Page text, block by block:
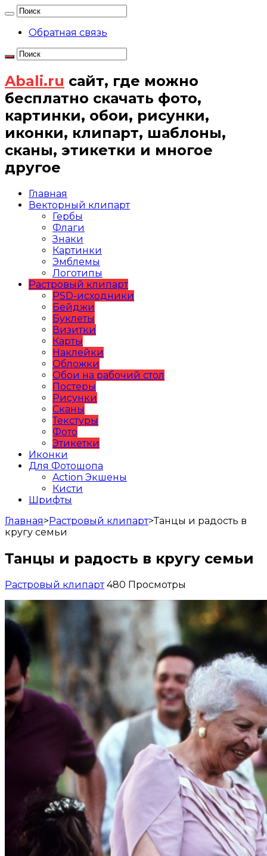
Обратная связь
Abali.ru сайт, где можно
бесплатно скачать фото,
картинки, обои, рисунки,
иконки, клипарт, шаблоны,
сканы, этикетки и многое
другое
Главная
Векторный клипарт
Гербы
Флаги
Знаки
Картинки
Эмблемы
Логотипы
Растровый клипарт
PSD-исходники
Бейджи
Буклеты
Визитки
Карты
Наклейки
Обложки
Обои на рабочий стол
Постеры
Рисунки
Сканы
Текстуры
Фото
Этикетки
Иконки
Для Фотошопа
Action Экшены
Кисти
Шрифты
Главная>Растровый клипарт>Танцы и радость в
кругу семьи
Танцы и радость в кругу семьи
Растровый клипарт 480 Просмотры